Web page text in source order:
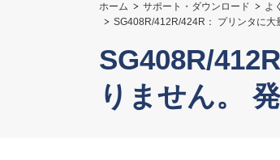
ホーム サポート・ダウンロード よ
SG408R/412R/424R： プリンタに大
SG408R/
りません。